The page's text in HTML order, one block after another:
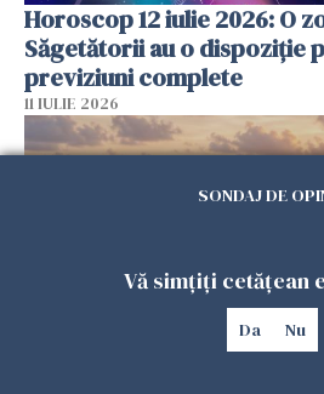
Horoscop 12 iulie 2026: O
Săgetătorii au o dispoziție
previziuni complete
11 IULIE 2026
SONDAJ DE
Vă simțiți cetățean
Da Nu